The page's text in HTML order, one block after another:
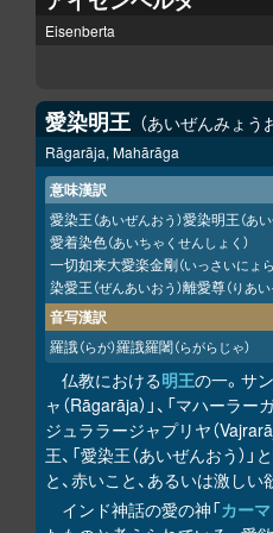
Eisenberta
愛染明王 あいぜんみょう
Rāgarāja, Mahārāga
意味漢訳
愛染王（あいぜんおう）愛染明王（あ
愛着染色（あいちゃくせんしょく）
一切如来大愛楽金剛（いっさいにょ
染愛王（ぜんあいおう）離愛尊（りあ
音写漢訳
羅誐（らが）羅誐羅闍（らがらじゃ）
仏教における明王の一。サ
ャ（Rāgarāja）」、「マハーラー
ジュララージャプリヤ（
王、「愛染王（あいぜんおう）
と、赤いこと、あるいは激しい
インド神話の愛の神「カーマ